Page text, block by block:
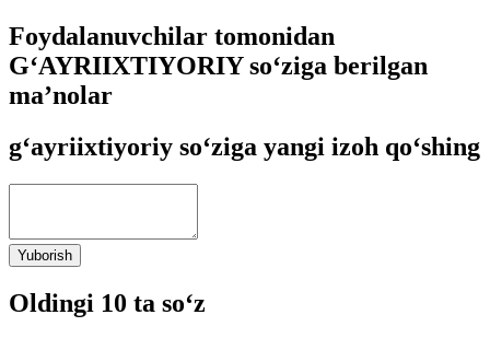
Foydalanuvchilar tomonidan
G‘AYRIIXTIYORIY so‘ziga berilgan
ma’nolar
g‘ayriixtiyoriy so‘ziga yangi izoh qo‘shing
Yuborish
Oldingi 10 ta so‘z